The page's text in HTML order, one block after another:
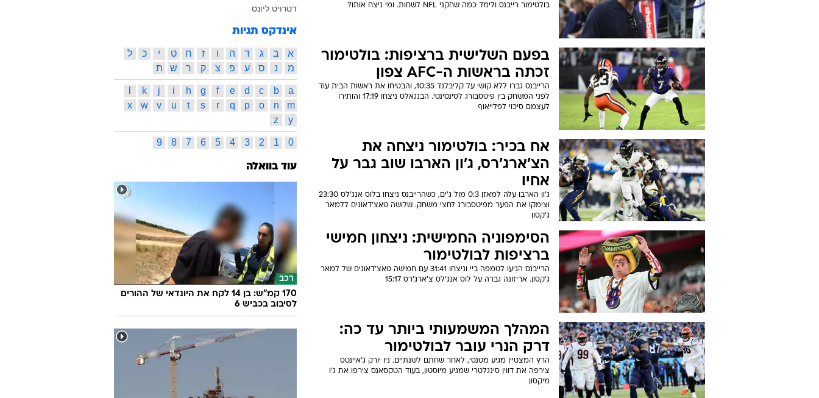
בולטימור רייבנס ולימד כמה שחקני NFL לשחות. ומי ניצח אותו?
בפעם השלישית ברציפות: בולטימור
זכתה בראשות ה-AFC צפון
הרייבנס גברו ללא קושי על קליבלנד 10:35, והבטיחו את ראשות הבית עוד
לפני המשחק בין פיטסבורג לסינסינטי. הבנגאלס ניצחו 17:19 והותירו
לעצמם סיכוי לפלייאוף
אח בכיר: בולטימור ניצחה את
הצ'ארג'רס, ג'ון הארבו שוב גבר על
אחיו
ג'ון הארבו עלה למאזן 0:3 מול ג'ים, כשהרייבנס ניצחו בלוס אנג'לס 23:30
וצימקו את הפער מפיטסבורג לחצי משחק. שלושה טאצ'דאונים ללמאר
ג'קסון
הסימפוניה החמישית: ניצחון חמישי
ברציפות לבולטימור
הרייבנס הגיעו לטמפה ביי וניצחו 31:41 עם חמישה טאצ'דאונים של למאר
ג'קסון. אריזונה גברה על לוס אנג'לס צ'ארג'רס 15:17
המהלך המשמעותי ביותר עד כה:
דרק הנרי עובר לבולטימור
הרץ המצטיין מגיע מטנסי, לאחר שחתם לשנתיים. ניו יורק ג'איינטס
צירפה את דווין סינגלטרי שמגיע מיוסטון, בעוד הטקסאנס צירפו את ג'ו
מיקסון
דטרויט ליונס
אינדקס תגיות
א ב ג ד ה ו ז ח ט י כ
ל
מ
נ ס ע פ צ ק ר ש ת
a
b
c
d
e
f
g
h
i
j
k
m
n
o
p
q
r
s
t
u
v
w
x
y
z
0
1
2
3
4
5
6
7
8
9
עוד בוואלה
רכב
170 קמ"ש: בן 14 לקח את היונדאי של ההורים
לסיבוב בכביש 6